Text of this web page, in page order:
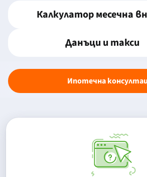
Калкулатор месечна
Данъци и такси
Ипотечна